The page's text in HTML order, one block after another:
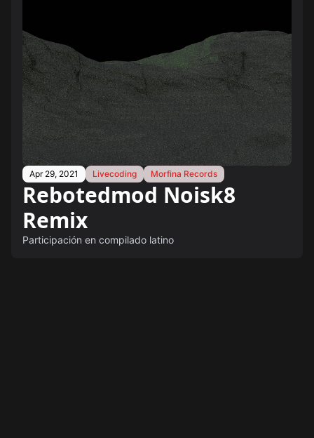
Apr 29, 2021 Livecoding Morfina Records
Rebotedmod Noisk8
Remix
Participación en compilado latino